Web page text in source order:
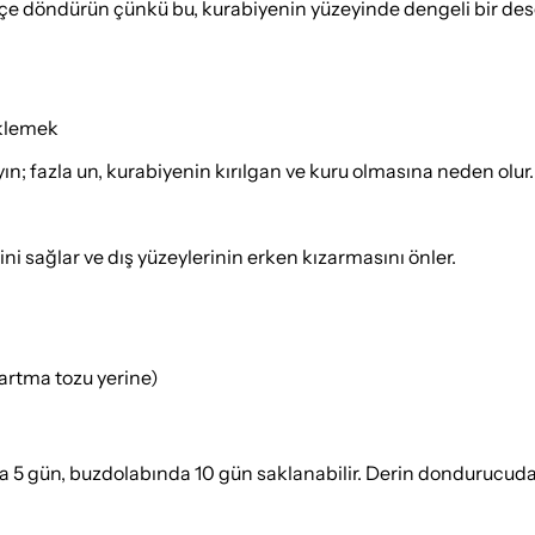
döndürün çünkü bu, kurabiyenin yüzeyinde dengeli bir
fazla un, kurabiyenin kırılgan ve kuru olmasına neden olur.
sağlar ve dış yüzeylerinin erken kızarmasını önler.
tozu yerine)
5 gün, buzdolabında 10 gün saklanabilir. Derin